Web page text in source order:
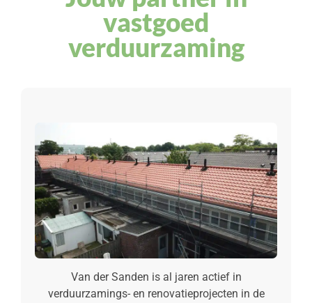
vastgoed
verduurzaming
Van der Sanden is al jaren actief in
verduurzamings- en renovatieprojecten in de